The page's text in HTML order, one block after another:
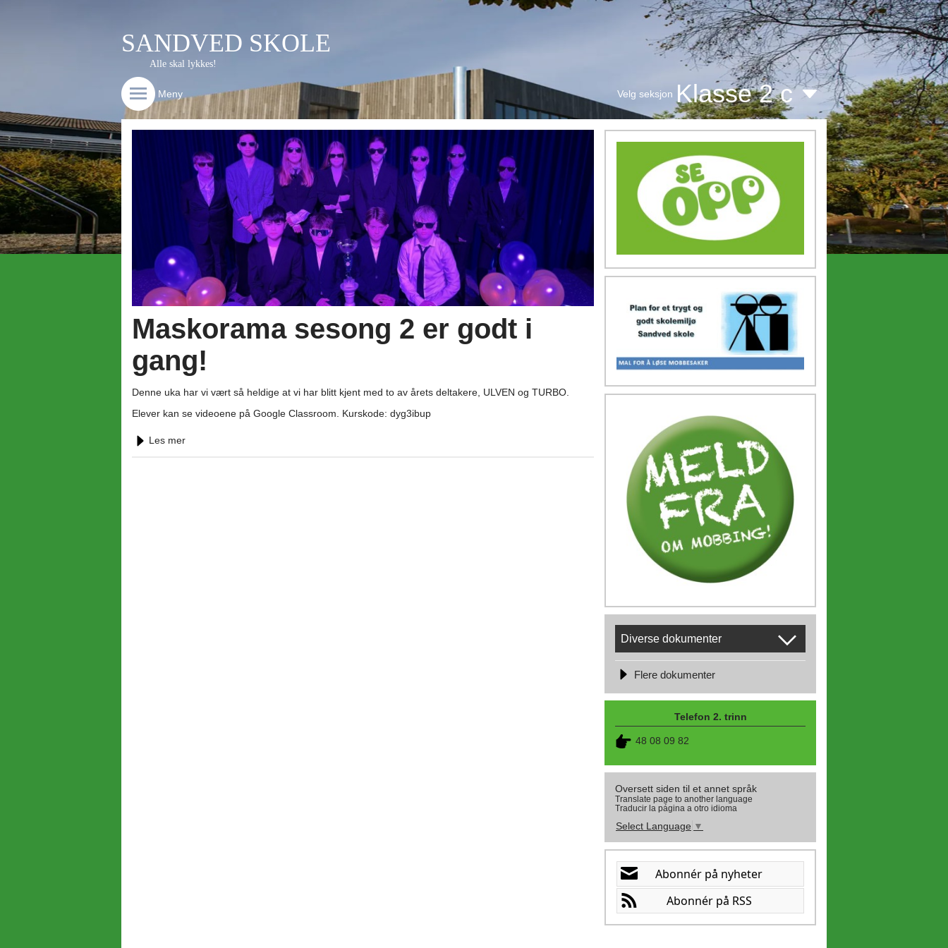
SANDVED SKOLE
Alle skal lykkes!
Meny Velg seksjon Klasse 2 c
Diverse dokumenter
Flere dokumenter
Telefon 2. trinn
48 08 09 82
Oversett siden til et annet språk
Translate page to another language
Traducir la página a otro idioma
Select Language ▼
Maskorama sesong 2 er godt i
gang!
Denne uka har vi vært så heldige at vi har blitt kjent med to av årets deltakere, ULVEN og TURBO.
Elever kan se videoene på Google Classroom. Kurskode: dyg3ibup
Les mer